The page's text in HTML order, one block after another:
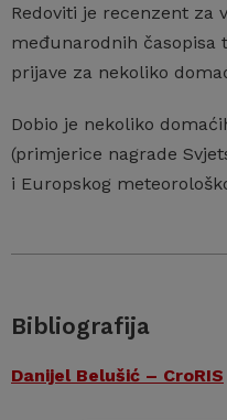
Redoviti je recenzent za
međunarodnih časopisa
prijave za nekoliko
Dobio je nekoliko
(primjerice nagrade
i Europskog
Bibliografija
Danijel Belušić – CroRIS